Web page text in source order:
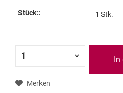
Stück::
In
Merken